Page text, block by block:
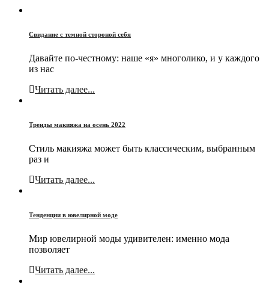
Свидание с темной стороной себя
Давайте по-честному: наше «я» многолико, и у каждого
из нас
Читать далее...
Тренды макияжа на осень 2022
Стиль макияжа может быть классическим, выбранным
раз и
Читать далее...
Тенденции в ювелирной моде
Мир ювелирной моды удивителен: именно мода
позволяет
Читать далее...